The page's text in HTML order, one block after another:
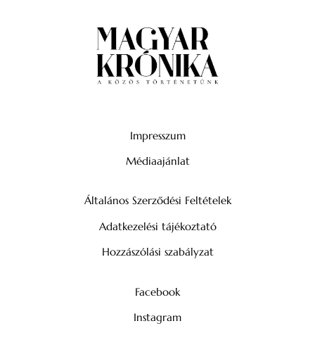
Impresszum
Médiaajánlat
Általános Szerződési Feltételek
Adatkezelési tájékoztató
Hozzászólási szabályzat
Facebook
Instagram